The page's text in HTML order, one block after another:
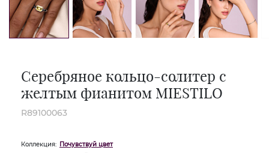
Серебряное кольцо-солитер с
желтым фианитом MIESTILO
R89100063
Коллекция: Почувствуй цвет